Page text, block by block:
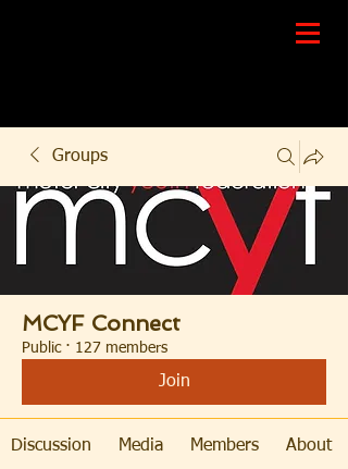
Groups
MCYF Connect
Public · 127 members
Join
Discussion Media Members About